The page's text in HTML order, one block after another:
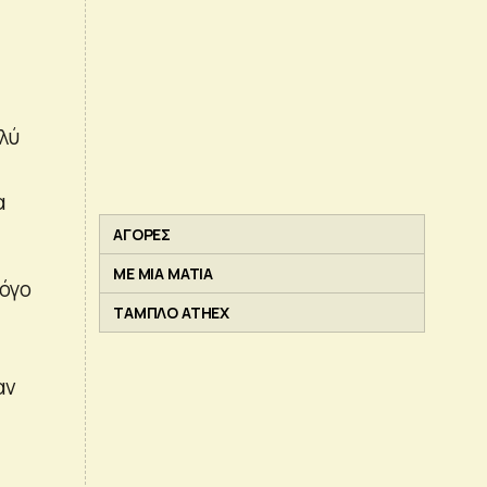
ΑΓΟΡΕΣ
ΜΕ ΜΙΑ ΜΑΤΙΑ
ΤΑΜΠΛΟ ATHEX